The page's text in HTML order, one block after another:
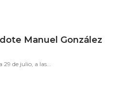
Manuel González
de julio, a las...